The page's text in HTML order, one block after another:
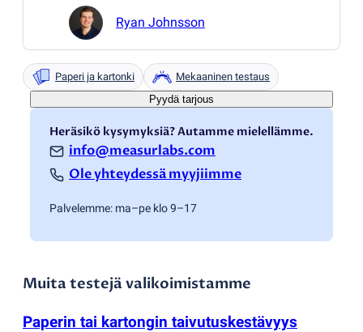
Ryan Johnsson
Paperi ja kartonki
Mekaaninen testaus
Pyydä tarjous
Heräsikö kysymyksiä? Autamme mielellämme.
info@measurlabs.com
Ole yhteydessä myyjiimme
Palvelemme: ma–pe klo 9–17
Muita testejä valikoimistamme
Paperin tai kartongin taivutuskestävyys